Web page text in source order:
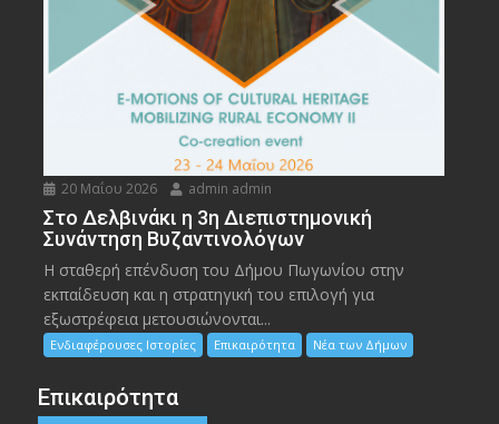
20 Μαΐου 2026 admin admin
Στο Δελβινάκι η 3η Διεπιστημονική
Συνάντηση Βυζαντινολόγων
Η σταθερή επένδυση του Δήμου Πωγωνίου στην
εκπαίδευση και η στρατηγική του επιλογή για
εξωστρέφεια μετουσιώνονται...
Ενδιαφέρουσες Ιστορίες Επικαιρότητα Νέα των Δήμων
Επικαιρότητα